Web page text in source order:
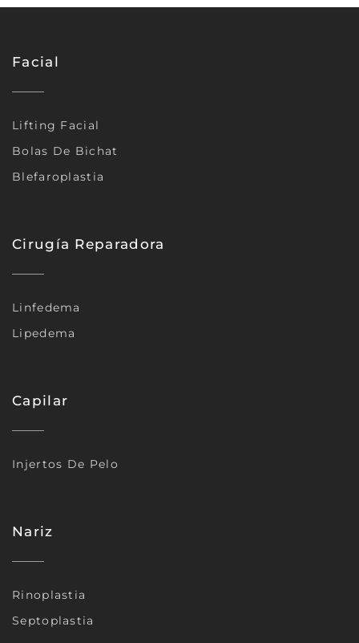
Facial
Lifting Facial
Bolas De Bichat
Blefaroplastia
Cirugía Reparadora
Linfedema
Lipedema
Capilar
Injertos De Pelo
Nariz
Rinoplastia
Septoplastia